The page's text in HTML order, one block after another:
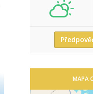
MAPA